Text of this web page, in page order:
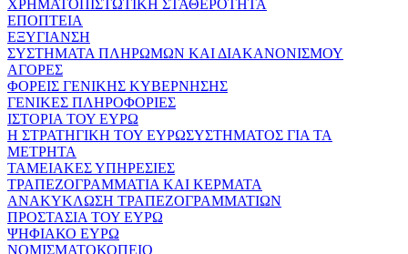
ΧΡΗΜΑΤΟΠΙΣΤΩΤΙΚΗ ΣΤΑΘΕΡΟΤΗΤΑ
ΕΠΟΠΤΕΙΑ
ΕΞΥΓΙΑΝΣΗ
ΣΥΣΤΗΜΑΤΑ ΠΛΗΡΩΜΩΝ ΚΑΙ ΔΙΑΚΑΝΟΝΙΣΜΟΥ
ΑΓΟΡΕΣ
ΦΟΡΕΙΣ ΓΕΝΙΚΗΣ ΚΥΒΕΡΝΗΣΗΣ
ΓΕΝΙΚΕΣ ΠΛΗΡΟΦΟΡΙΕΣ
ΙΣΤΟΡΙΑ ΤΟΥ ΕΥΡΩ
Η ΣΤΡΑΤΗΓΙΚΗ ΤΟΥ ΕΥΡΩΣΥΣΤΗΜΑΤΟΣ ΓΙΑ ΤΑ
ΜΕΤΡΗΤΑ
ΤΑΜΕΙΑΚΕΣ ΥΠΗΡΕΣΙΕΣ
ΤΡΑΠΕΖΟΓΡΑΜΜΑΤΙΑ ΚΑΙ ΚΕΡΜΑΤΑ
ΑΝΑΚΥΚΛΩΣΗ ΤΡΑΠΕΖΟΓΡΑΜΜΑΤΙΩΝ
ΠΡΟΣΤΑΣΙΑ ΤΟΥ ΕΥΡΩ
ΨΗΦΙΑΚΟ ΕΥΡΩ
ΝΟΜΙΣΜΑΤΟΚΟΠΕΙΟ